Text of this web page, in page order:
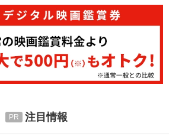
注目情報